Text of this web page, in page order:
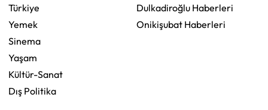
Türkiye
Yemek
Sinema
Yaşam
Kültür-Sanat
Dış Politika
Dulkadiroğlu Haberleri
Onikişubat Haberleri